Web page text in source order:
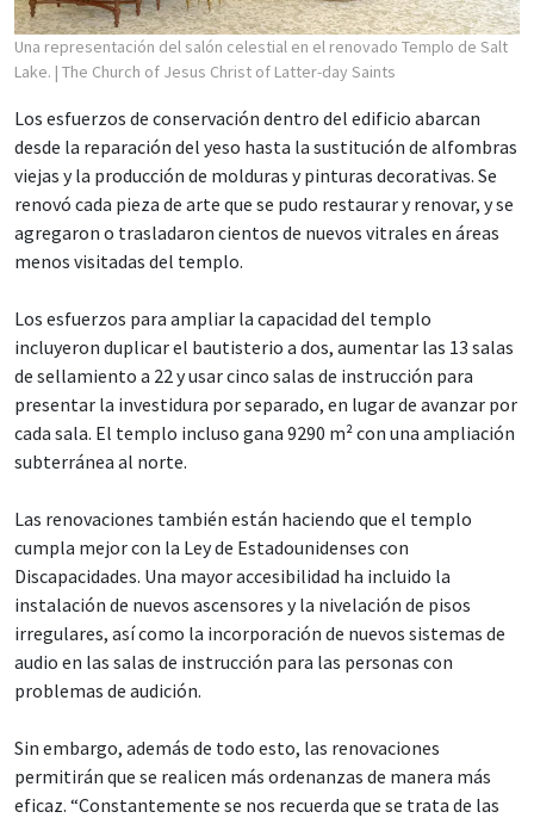
Una representación del salón celestial en el renovado Templo de Salt
Lake. | The Church of Jesus Christ of Latter-day Saints
Los esfuerzos de conservación dentro del edificio abarcan
desde la reparación del yeso hasta la sustitución de alfombras
viejas y la producción de molduras y pinturas decorativas. Se
renovó cada pieza de arte que se pudo restaurar y renovar, y se
agregaron o trasladaron cientos de nuevos vitrales en áreas
menos visitadas del templo.
Los esfuerzos para ampliar la capacidad del templo
incluyeron duplicar el bautisterio a dos, aumentar las 13 salas
de sellamiento a 22 y usar cinco salas de instrucción para
presentar la investidura por separado, en lugar de avanzar por
cada sala. El templo incluso gana 9290 m² con una ampliación
subterránea al norte.
Las renovaciones también están haciendo que el templo
cumpla mejor con la Ley de Estadounidenses con
Discapacidades. Una mayor accesibilidad ha incluido la
instalación de nuevos ascensores y la nivelación de pisos
irregulares, así como la incorporación de nuevos sistemas de
audio en las salas de instrucción para las personas con
problemas de audición.
Sin embargo, además de todo esto, las renovaciones
permitirán que se realicen más ordenanzas de manera más
eficaz. “Constantemente se nos recuerda que se trata de las